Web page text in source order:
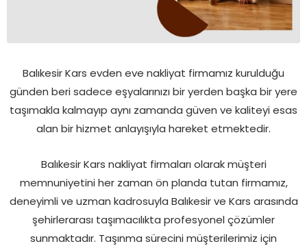
Balıkesir Kars evden eve nakliyat firmamız kurulduğu
günden beri sadece eşyalarınızı bir yerden başka bir yere
taşımakla kalmayıp aynı zamanda güven ve kaliteyi esas
alan bir hizmet anlayışıyla hareket etmektedir.
Balıkesir Kars nakliyat firmaları olarak müşteri
memnuniyetini her zaman ön planda tutan firmamız,
deneyimli ve uzman kadrosuyla Balıkesir ve Kars arasında
şehirlerarası taşımacılıkta profesyonel çözümler
sunmaktadır. Taşınma sürecini müşterilerimiz için